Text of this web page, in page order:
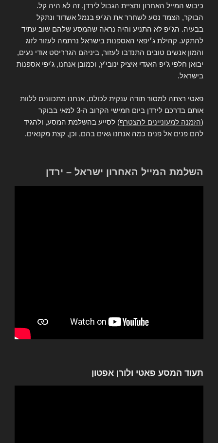
כיבוש המייל האחרון וחציית הגבול לירדן. זה לא היה קל.
הבוקר, הצמד נסע לשחרר את הג'יפ בנמל אשדוד ונתקל
בבעיה. הג'יפ לא התניע והיה נראה שהמסע שלהם שוב עתיד
להתקע. קהילת ג׳יפאי האספנות בישראל נרתמה לעזור לזוג
והמון אנשים טובים התנדבו לעזור, ביניהם הגרריסט אודי נעים,
יבואן חלפי ג'יפ האגדי איציק ינובי'ץ, וכמובן אנחנו, ג'יפי אספנות
בישראל.
פאטי רצתה למסור תודה ענקית לכולם, אנחנו מתכוונים ללוות
אותם בדרכם לירדן ביום חמישי הקרוב ה-3 למאי בבוקר
(הזמנה למעוניינים להצטרף) לסייע בהשלמת המסע, ולהגיד
להם פנים אל פנים כמה אנחנו גאים בהם, וכן, קצת מקנאים.
השלמת המייל האחרון ישראל – ירדן
תעוד המסע פאטי ולורן אפטון